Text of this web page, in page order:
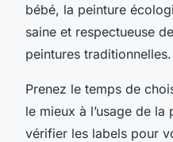
bébé, la peinture
saine et respectueuse
peintures traditionnelles.
Prenez le temps de
le mieux à l’usage de la
vérifier les labels pour